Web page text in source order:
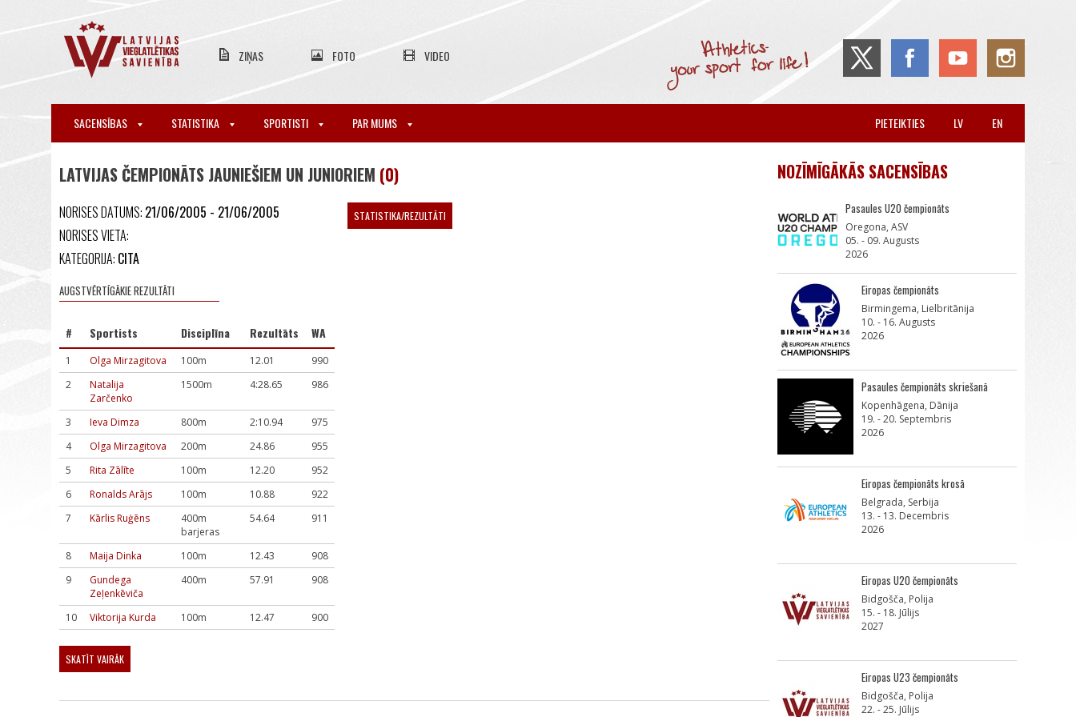
ZIŅAS FOTO VIDEO
SACENSĪBAS STATISTIKA SPORTISTI PAR MUMS EN
LV
PIETEIKTIES
LATVIJAS ČEMPIONĀTS JAUNIEŠIEM UN JUNIORIEM (0)
NORISES DATUMS: 21/06/2005 - 21/06/2005
NORISES VIETA:
KATEGORIJA: CITA
AUGSTVĒRTĪGĀKIE REZULTĀTI
# Sportists Disciplīna Rezultāts WA
1 Olga Mirzagitova 100m 12.01
990
2
Natalija
Zarčenko
1500m 4:28.65 986
3 Ieva Dimza 800m 2:10.94
975
4
Olga Mirzagitova 200m 24.86
955
5
Rita Zālīte 100m 12.20
952
6
Ronalds Arājs 100m 10.88
922
7
Kārlis Ruģēns
400m
barjeras
54.64 911
8 Maija Dinka 100m 12.43
908
9
Gundega
Zeļenkēviča
400m 57.91 908
10 Viktorija Kurda 100m 12.47 900
SKATĪT VAIRĀK
STATISTIKA/REZULTĀTI
NOZĪMĪGĀKĀS SACENSĪBAS
Pasaules U20 čempionāts
Oregona, ASV
05. - 09. Augusts
2026
Eiropas čempionāts
Birmingema, Lielbritānija
10. - 16. Augusts
2026
Pasaules čempionāts skriešanā
Kopenhāgena, Dānija
19. - 20. Septembris
2026
Eiropas čempionāts krosā
Belgrada, Serbija
13. - 13. Decembris
2026
Eiropas U20 čempionāts
Bidgošča, Polija
15. - 18. Jūlijs
2027
Eiropas U23 čempionāts
Bidgošča, Polija
22. - 25. Jūlijs